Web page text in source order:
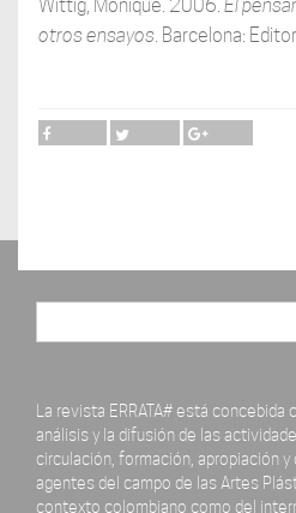
Wittig, Monique. 2006. El
otros ensayos. Barcelona:
La revista ERRATA# está concebida
análisis y la difusión de las
circulación, formación, apropiación
agentes del campo de las Artes
contexto colombiano como del